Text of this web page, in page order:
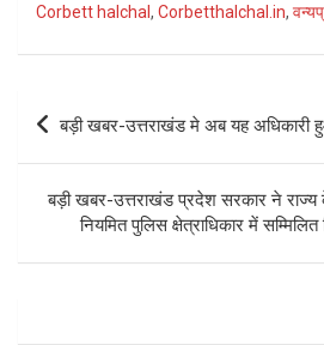
Corbett halchal , Corbetthalchal.in,
Post
navigation
बड़ी खबर-उत्तराखंड मे अब यह अधिकारी
बड़ी खबर-उत्तराखंड प्रदेश सरकार ने राज्य
नियमित पुलिस क्षेत्राधिकार में